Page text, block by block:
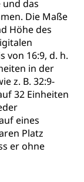
das
Die Maße
Höhe des
von 16:9, d. h.
in der
z. B. 32:9-
32 Einheiten
eines
Platz
er ohne